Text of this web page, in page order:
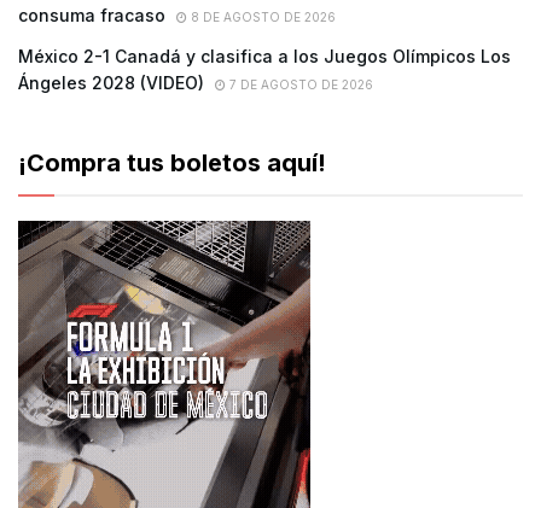
consuma fracaso
8 DE AGOSTO DE 2026
México 2-1 Canadá y clasifica a los Juegos Olímpicos Los
Ángeles 2028 (VIDEO)
7 DE AGOSTO DE 2026
¡Compra tus boletos aquí!